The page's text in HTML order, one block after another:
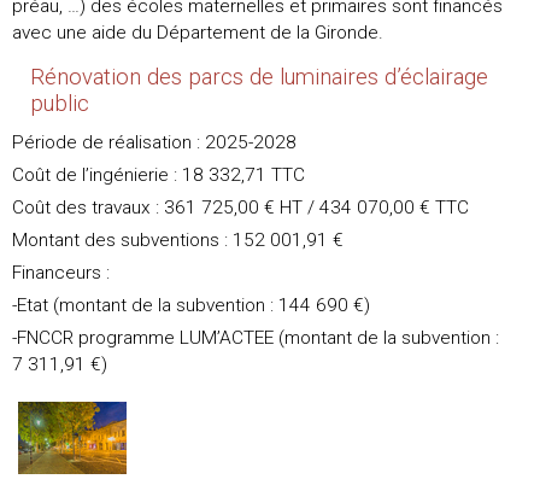
préau, …) des écoles maternelles et primaires sont financés
avec une aide du Département de la Gironde.
Rénovation des parcs de luminaires d’éclairage
public
Période de réalisation : 2025-2028
Coût de l’ingénierie : 18 332,71 TTC
Coût des travaux : 361 725,00 € HT / 434 070,00 € TTC
Montant des subventions : 152 001,91 €
Financeurs :
-Etat (montant de la subvention : 144 690 €)
-FNCCR programme LUM’ACTEE (montant de la subvention :
7 311,91 €)